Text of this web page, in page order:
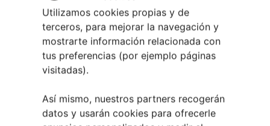
Utilizamos cookies propias y de
terceros, para mejorar la navegación y
mostrarte información relacionada con
tus preferencias (por ejemplo páginas
visitadas).
Así mismo, nuestros partners recogerán
datos y usarán cookies para ofrecerle